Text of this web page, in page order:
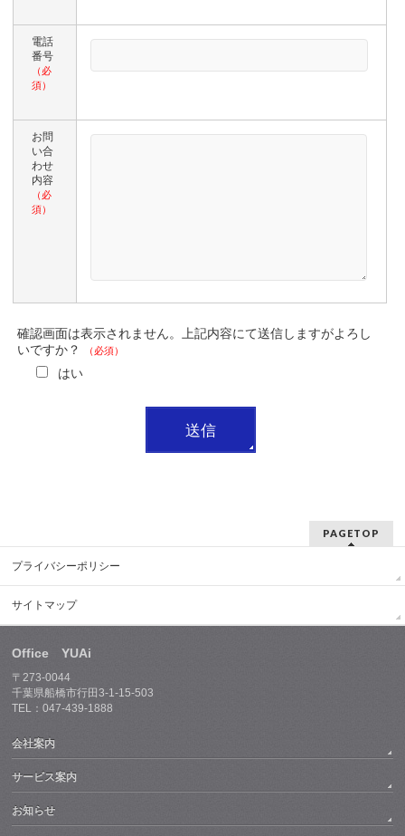
電話
番号
（必
須）
お問
い合
わせ
内容
（必
須）
確認画面は表示されません。上記内容にて送信しますがよろし
いですか？
（必須）
はい
PAGETOP
プライバシーポリシー
サイトマップ
Office YUAi
〒273-0044
千葉県船橋市行田3-1-15-503
TEL：047-439-1888
会社案内
サービス案内
お知らせ